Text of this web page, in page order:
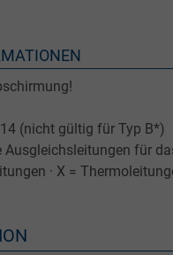
(nicht gültig für Typ B*)
für
· X =